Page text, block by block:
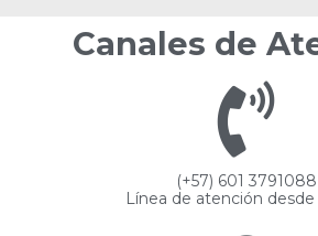
Canales de
(+57) 601 3791088
Línea de atención desde